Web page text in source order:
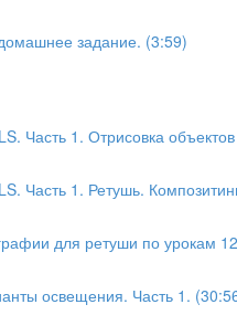
задание. (3:59)
Часть 1. Отрисовка
Часть 1. Ретушь.
для ретуши по урокам
освещения. Часть 1.